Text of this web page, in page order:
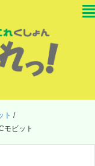
ト /
モビット